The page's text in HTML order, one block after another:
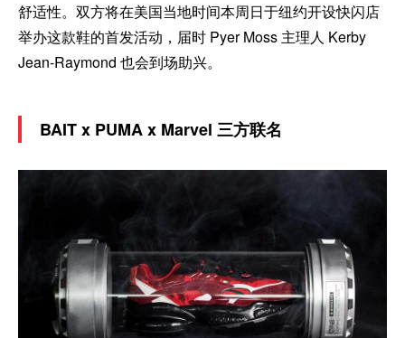
舒适性。双方将在美国当地时间本周日于纽约开设快闪店
举办这款鞋的首发活动，届时 Pyer Moss 主理人 Kerby
Jean-Raymond 也会到场助兴。
BAIT x PUMA x Marvel 三方联名